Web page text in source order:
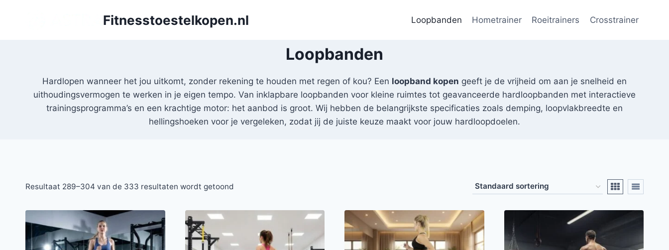
Fitnesstoestelkopen.nl Loopbanden Hometrainer Roeitrainers Crosstrainer
Loopbanden
Hardlopen wanneer het jou uitkomt, zonder rekening te houden met regen of kou? Een loopband kopen geeft je de vrijheid om aan je snelheid en
uithoudingsvermogen te werken in je eigen tempo. Van inklapbare loopbanden voor kleine ruimtes tot geavanceerde hardloopbanden met interactieve
trainingsprogramma’s en een krachtige motor: het aanbod is groot. Wij hebben de belangrijkste specificaties zoals demping, loopvlakbreedte en
hellingshoeken voor je vergeleken, zodat jij de juiste keuze maakt voor jouw hardloopdoelen.
Resultaat 289–304 van de 333 resultaten wordt getoond